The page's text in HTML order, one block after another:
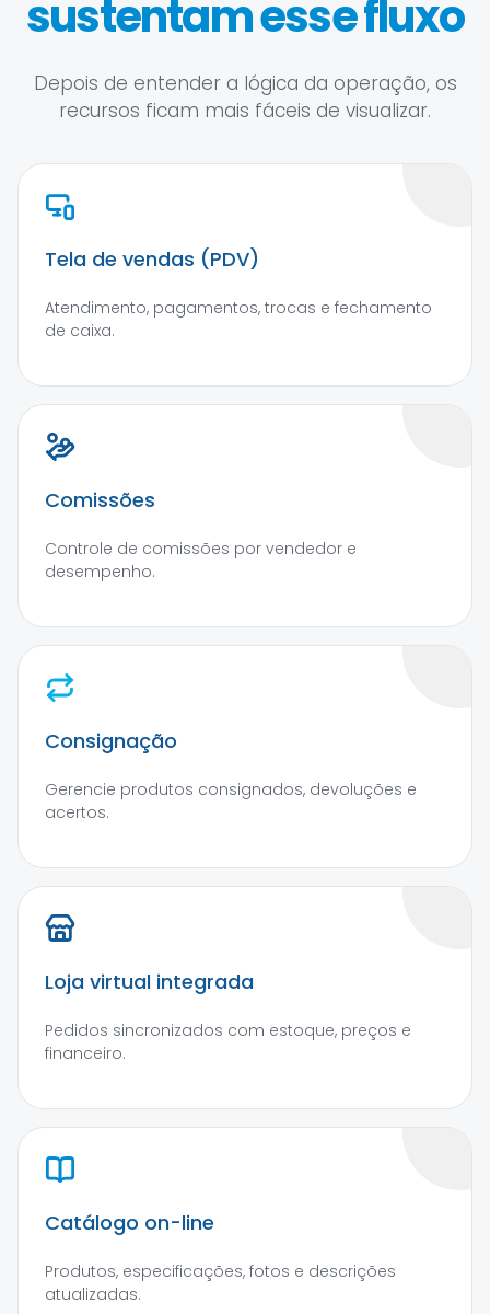
sustentam esse fluxo
Depois de entender a lógica da operação, os
recursos ficam mais fáceis de visualizar.
Tela de vendas (PDV)
Atendimento, pagamentos, trocas e fechamento
de caixa.
Comissões
Controle de comissões por vendedor e
desempenho.
Consignação
Gerencie produtos consignados, devoluções e
acertos.
Loja virtual integrada
Pedidos sincronizados com estoque, preços e
financeiro.
Catálogo on-line
Produtos, especificações, fotos e descrições
atualizadas.